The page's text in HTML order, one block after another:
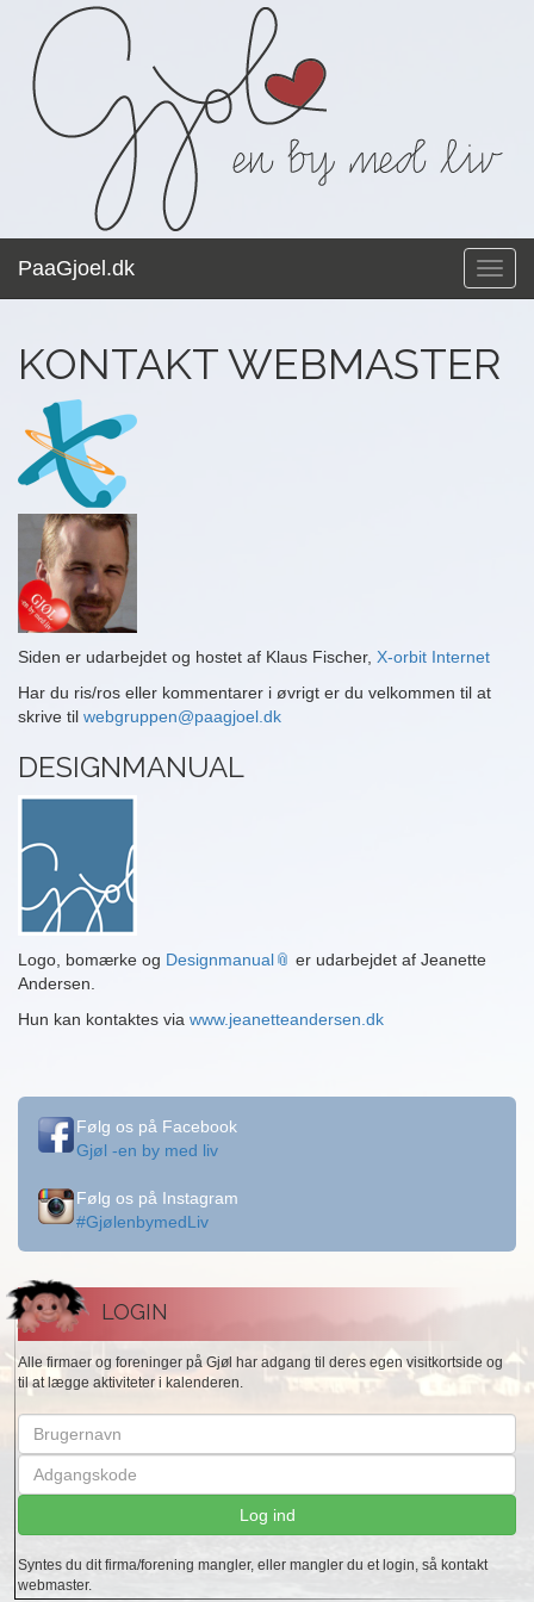
PaaGjoel.dk
KONTAKT WEBMASTER
Siden er udarbejdet og hostet af Klaus Fischer, X-orbit Internet
Har du ris/ros eller kommentarer i øvrigt er du velkommen til at
skrive til webgruppen@paagjoel.dk
DESIGNMANUAL
Logo, bomærke og Designmanual
er udarbejdet af Jeanette
Andersen.
Hun kan kontaktes via www.jeanetteandersen.dk
Følg os på Facebook
Gjøl -en by med liv
Følg os på Instagram
#GjølenbymedLiv
LOGIN
Alle firmaer og foreninger på Gjøl har adgang til deres egen visitkortside og
til at lægge aktiviteter i kalenderen.
Brugernavn
Adgangskode
Log ind
Syntes du dit firma/forening mangler, eller mangler du et login, så kontakt
webmaster.